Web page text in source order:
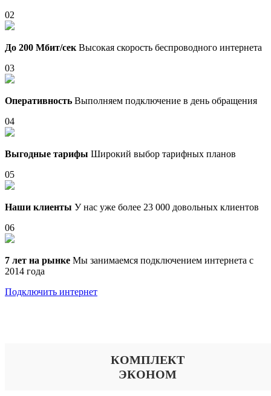
02
До 200 Мбит/сек Высокая скорость беспроводного интернета
03
Оперативность Выполняем подключение в день обращения
04
Выгодные тарифы Широкий выбор тарифных планов
05
Наши клиенты У нас уже более 23 000 довольных клиентов
06
7 лет на рынке Мы занимаемся подключением интернета с
2014 года
Подключить интернет
КОМПЛЕКТ
ЭКОНОМ